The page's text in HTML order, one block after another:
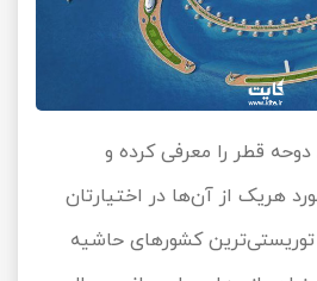
قطر را معرفی کرده و
هریک از آن‌ها در اختیارتان
توریستی‌ترین کشورهای حاشیه